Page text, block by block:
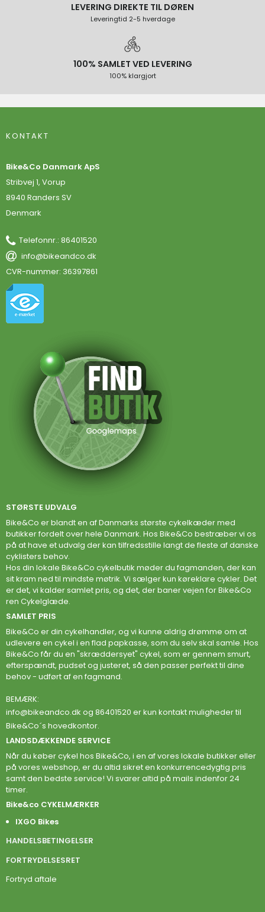
LEVERING DIREKTE TIL DØREN
Leveringtid 2-5 hverdage
100% SAMLET VED LEVERING
100% klargjort
KONTAKT
Bike&Co Danmark ApS
Stribvej 1, Vorup
8940 Randers SV
Denmark
Telefonnr.: 86401520
info@bikeandco.dk
CVR-nummer: 36397861
STØRSTE UDVALG
Bike&Co er blandt en af Danmarks største cykelkæder med
butikker fordelt over hele Danmark. Hos Bike&Co bestræber vi os
på at have et udvalg der kan tilfredsstille langt de fleste af danske
cyklisters behov.
Hos din lokale Bike&Co cykelbutik møder du fagmanden, der kan
sit kram ned til mindste møtrik. Vi sælger kun køreklare cykler. Det
er det, vi kalder samlet pris, og det, der baner vejen for Bike&Co
ren Cykelglæde.
SAMLET PRIS
Bike&Co er din cykelhandler, og vi kunne aldrig drømme om at
udlevere en cykel i en flad papkasse, som du selv skal samle. Hos
Bike&Co får du en "skræddersyet" cykel, som er gennem smurt,
efterspændt, pudset og justeret, så den passer perfekt til dine
behov - udført af en fagmand.
BEMÆRK:
info@bikeandco.dk og 86401520 er kun kontakt muligheder til
Bike&Co´s hovedkontor.
LANDSDÆKKENDE SERVICE
Når du køber cykel hos Bike&Co, i en af vores lokale butikker eller
på vores webshop, er du altid sikret en konkurrencedygtig pris
samt den bedste service! Vi svarer altid på mails indenfor 24
timer.
Bike&co CYKELMÆRKER
IXGO Bikes
HANDELSBETINGELSER
FORTRYDELSESRET
Fortryd aftale